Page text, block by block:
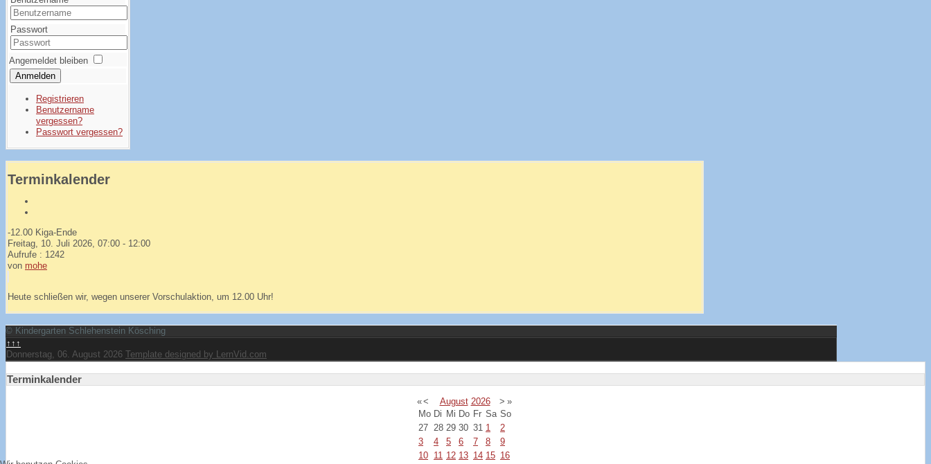
Passwort
Angemeldet bleiben
Anmelden
Registrieren
Benutzername
vergessen?
Passwort vergessen?
Terminkalender
-12.00 Kiga-Ende
Freitag, 10. Juli 2026, 07:00 - 12:00
Aufrufe : 1242
von mohe
Heute schließen wir, wegen unserer Vorschulaktion, um 12.00 Uhr!
© Kindergarten Schlehenstein Kösching
↑↑↑
Donnerstag, 06. August 2026 Template designed by LernVid.com
Terminkalender
«< August 2026 > »
Mo Di Mi Do Fr Sa So
27 28 29 30 31 1
2
3
4 5 6 7 8
9
10 11 12 13 14 15 16